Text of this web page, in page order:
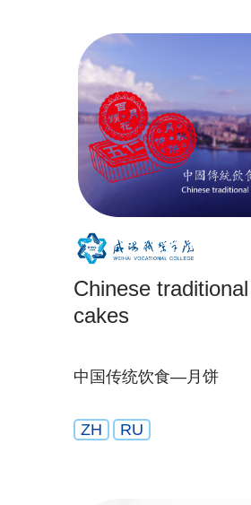
Chinese
cakes
中国传统饮食—月饼
ZH RU